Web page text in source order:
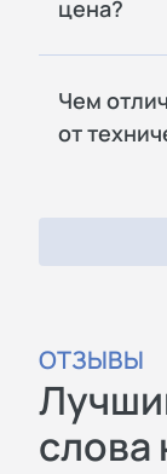
цена?
Чем
от
ОТЗЫВЫ
слова